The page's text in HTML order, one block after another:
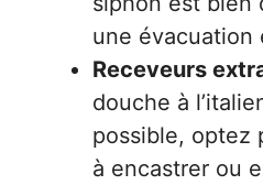
une évacuation
Receveurs
douche à
possible, optez
à encastrer ou